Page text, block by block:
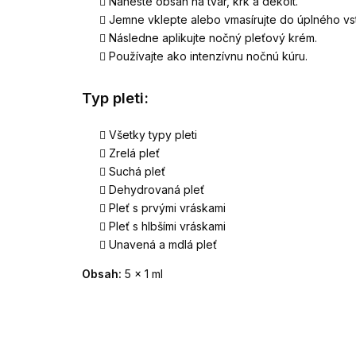
Jemne vklepte alebo vmasírujte do úplného
Následne aplikujte nočný pleťový krém.
Používajte ako intenzívnu nočnú kúru.
Typ pleti:
Všetky typy pleti
Zrelá pleť
Suchá pleť
Dehydrovaná pleť
Pleť s prvými vráskami
Pleť s hlbšími vráskami
Unavená a mdlá pleť
Obsah: 5 × 1 ml